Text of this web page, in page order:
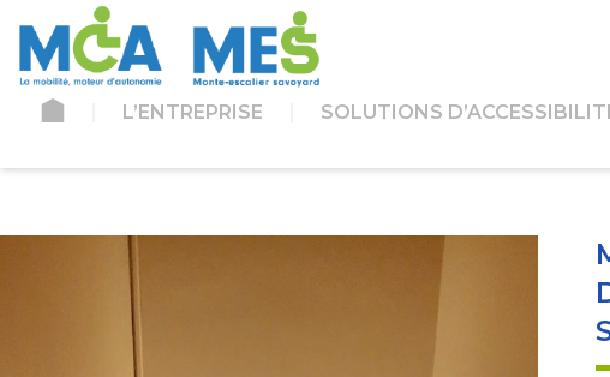
L’ENTREPRISE SOLUTIONS